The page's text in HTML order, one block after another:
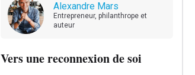
Alexandre Mars
Entrepreneur, philanthrope et
auteur
Vers une reconnexion de soi